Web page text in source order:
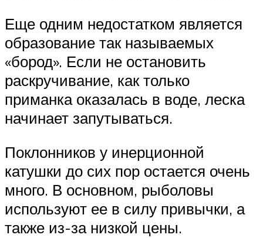
Еще одним недостатком является
образование так называемых
«бород». Если не остановить
раскручивание, как только
приманка оказалась в воде, леска
начинает запутываться.
Поклонников у инерционной
катушки до сих пор остается очень
много. В основном, рыболовы
используют ее в силу привычки, а
также из-за низкой цены.